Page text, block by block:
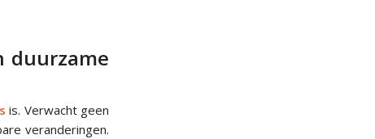
duurzame
is. Verwacht geen
veranderingen.